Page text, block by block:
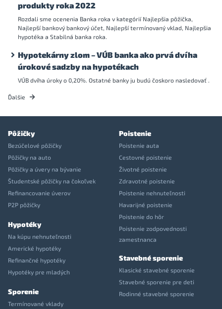
produkty roka 2022
Rozdali sme ocenenia Banka roka v kategórií Najlepšia pôžička,
Najlepší bankový bankový účet, Najlepší termínovaný vklad, Najlepšia
hypotéka a Stabilná banka roka.
Hypotekárny zlom – VÚB banka ako prvá dvíha
úrokové sadzby na hypotékach
VÚB dvíha úroky o 0,20%. Ostatné banky ju budú čoskoro nasledovať .
Ďalšie
Pôžičky
Bezúčelové pôžičky
Pôžičky na auto
Pôžičky a úvery na bývanie
Študentské pôžičky na čokoľvek
Refinancovanie úverov
P2P pôžičky
Hypotéky
Na kúpu nehnuteľnosti
Americké hypotéky
Refinančné hypotéky
Hypotéky pre mladých
Sporenie
Termínované vklady
Poistenie
Poistenie auta
Cestovné poistenie
Životné poistenie
Zdravotné poistenie
Poistenie nehnuteľnosti
Havarijné poistenie
Poistenie do hôr
Poistenie zodpovednosti
zamestnanca
Stavebné sporenie
Klasické stavebné sporenie
Stavebné sporenie pre deti
Rodinné stavebné sporenie